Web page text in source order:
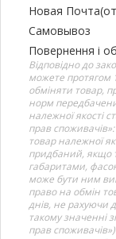
Новая
Самовывоз
Повернення і
Відповідно до
можете протягом
обміняти товар,
норм
належної якості
прав
товар належної
придбаний, якщо
габаритами,
може бути ним
право на обмін
днів, не рахуючи
такому значенні
прав